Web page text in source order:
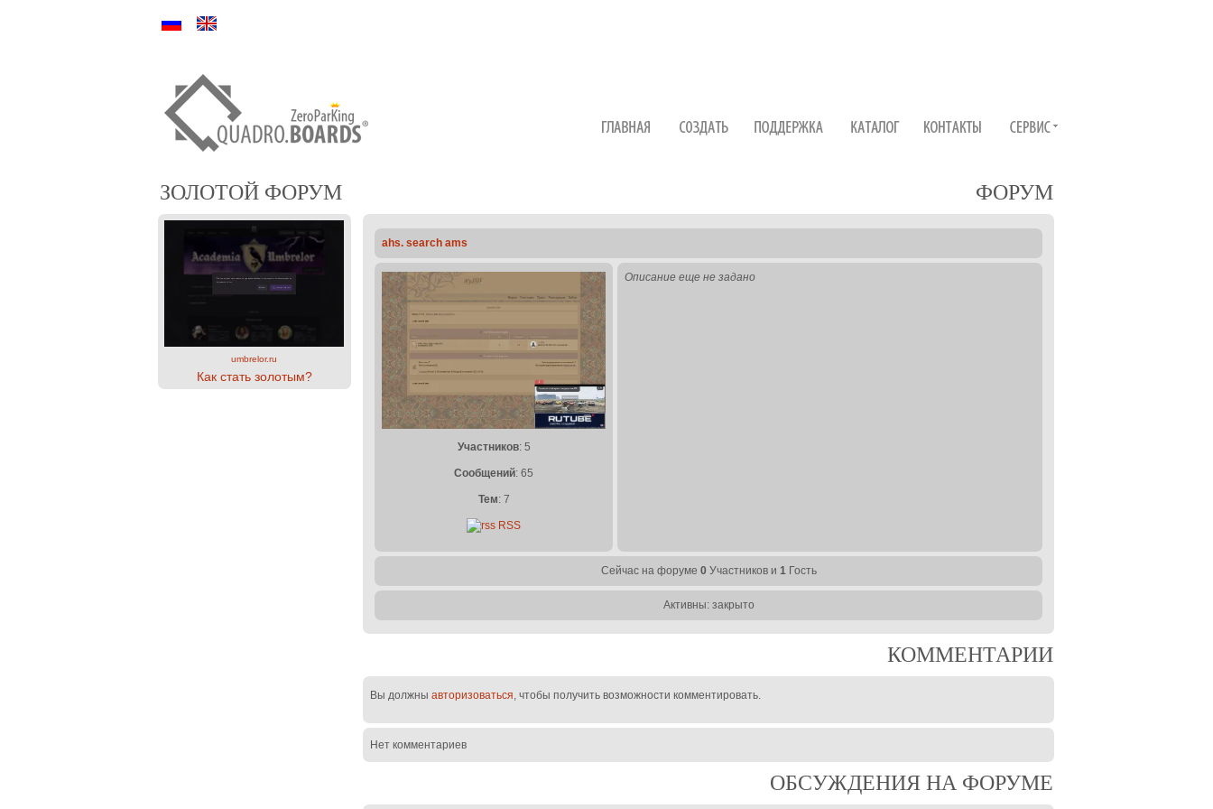
Ру En
ЗОЛОТОЙ ФОРУМ
umbrelor.ru
Как стать золотым?
ФОРУМ
ahs. search ams
Участников: 5
Сообщений: 65
Тем: 7
RSS
Описание еще не задано
Сейчас на форуме 0 Участников и 1Гость
Активны: закрыто
КОММЕНТАРИИ
Вы должны авторизоваться, чтобы получить возможности комментировать.
Нет комментариев
ОБСУЖДЕНИЯ НА ФОРУМЕ